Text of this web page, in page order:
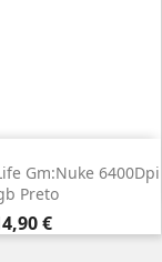
Gm:Nuke 6400Dpi
Preto
€
rápida